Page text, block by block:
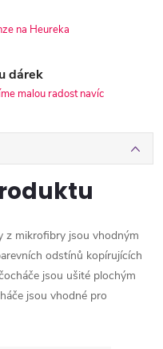
na Heureka
dárek
malou radost navíc
z mikrofibry jsou vhodným
odstínů kopírujících
jsou ušité plochým
jsou vhodné pro